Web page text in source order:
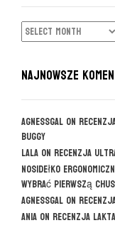
ARCHIWUM
NAJNOWSZE
agnessgal on
Buggy
Lala on Recenzja
Nosidełko
wybrać pierwszą
agnessgal on
Ania on Recenzja